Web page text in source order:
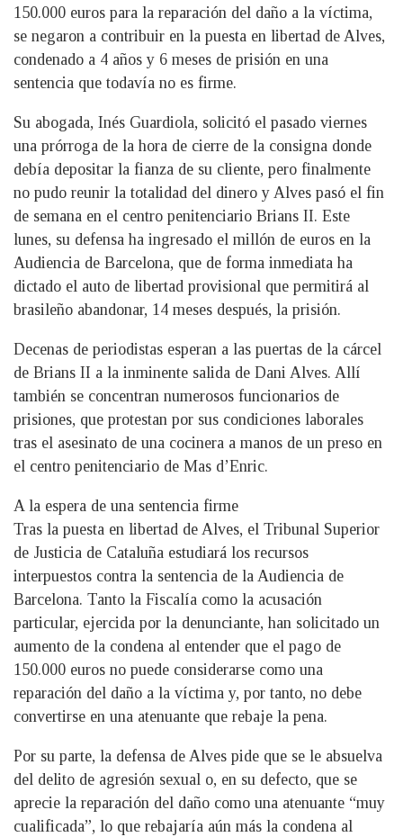
150.000 euros para la reparación del daño a la víctima,
se negaron a contribuir en la puesta en libertad de Alves,
condenado a 4 años y 6 meses de prisión en una
sentencia que todavía no es firme.
Su abogada, Inés Guardiola, solicitó el pasado viernes
una prórroga de la hora de cierre de la consigna donde
debía depositar la fianza de su cliente, pero finalmente
no pudo reunir la totalidad del dinero y Alves pasó el fin
de semana en el centro penitenciario Brians II. Este
lunes, su defensa ha ingresado el millón de euros en la
Audiencia de Barcelona, que de forma inmediata ha
dictado el auto de libertad provisional que permitirá al
brasileño abandonar, 14 meses después, la prisión.
Decenas de periodistas esperan a las puertas de la cárcel
de Brians II a la inminente salida de Dani Alves. Allí
también se concentran numerosos funcionarios de
prisiones, que protestan por sus condiciones laborales
tras el asesinato de una cocinera a manos de un preso en
el centro penitenciario de Mas d’Enric.
A la espera de una sentencia firme
Tras la puesta en libertad de Alves, el Tribunal Superior
de Justicia de Cataluña estudiará los recursos
interpuestos contra la sentencia de la Audiencia de
Barcelona. Tanto la Fiscalía como la acusación
particular, ejercida por la denunciante, han solicitado un
aumento de la condena al entender que el pago de
150.000 euros no puede considerarse como una
reparación del daño a la víctima y, por tanto, no debe
convertirse en una atenuante que rebaje la pena.
Por su parte, la defensa de Alves pide que se le absuelva
del delito de agresión sexual o, en su defecto, que se
aprecie la reparación del daño como una atenuante “muy
cualificada”, lo que rebajaría aún más la condena al